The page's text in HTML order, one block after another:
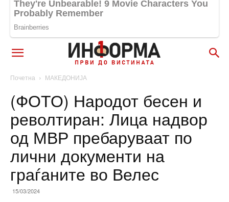
Почетна МАКЕДОНИЈА
(ФОТО) Народот бесен и
револтиран: Лица надвор
од МВР пребаруваат по
лични документи на
граѓаните во Велес
15/03/2024